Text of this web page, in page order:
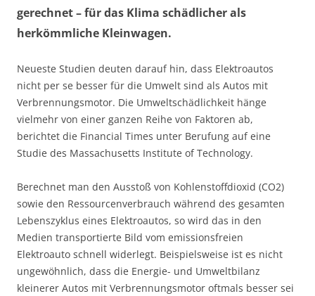
gerechnet – für das Klima schädlicher als
herkömmliche Kleinwagen.
Neueste Studien deuten darauf hin, dass Elektroautos
nicht per se besser für die Umwelt sind als Autos mit
Verbrennungsmotor. Die Umweltschädlichkeit hänge
vielmehr von einer ganzen Reihe von Faktoren ab,
berichtet die Financial Times unter Berufung auf eine
Studie des Massachusetts Institute of Technology.
Berechnet man den Ausstoß von Kohlenstoffdioxid (CO2)
sowie den Ressourcenverbrauch während des gesamten
Lebenszyklus eines Elektroautos, so wird das in den
Medien transportierte Bild vom emissionsfreien
Elektroauto schnell widerlegt. Beispielsweise ist es nicht
ungewöhnlich, dass die Energie- und Umweltbilanz
kleinerer Autos mit Verbrennungsmotor oftmals besser sei